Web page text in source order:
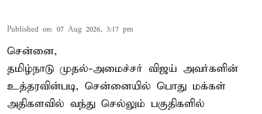
Published on: 07 Aug 2026, 3:17 pm
சென்னை,
தமிழ்நாடு முதல்-அமைச்சர் விஜய் அவர்களின்
உத்தரவின்படி, சென்னையில் பொது மக்கள்
அதிகளவில் வந்து செல்லும் பகுதிகளில்